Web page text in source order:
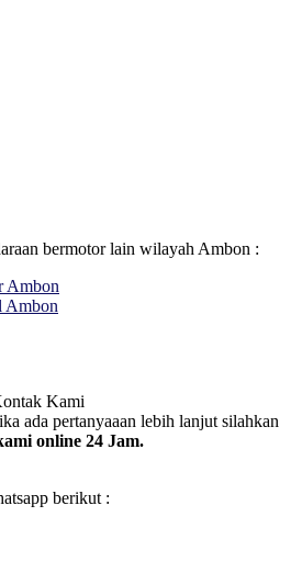
bermotor lain wilayah Ambon :
Ambon
Ambon
ada pertanyaaan lebih lanjut silahkan
online 24 Jam.
berikut :